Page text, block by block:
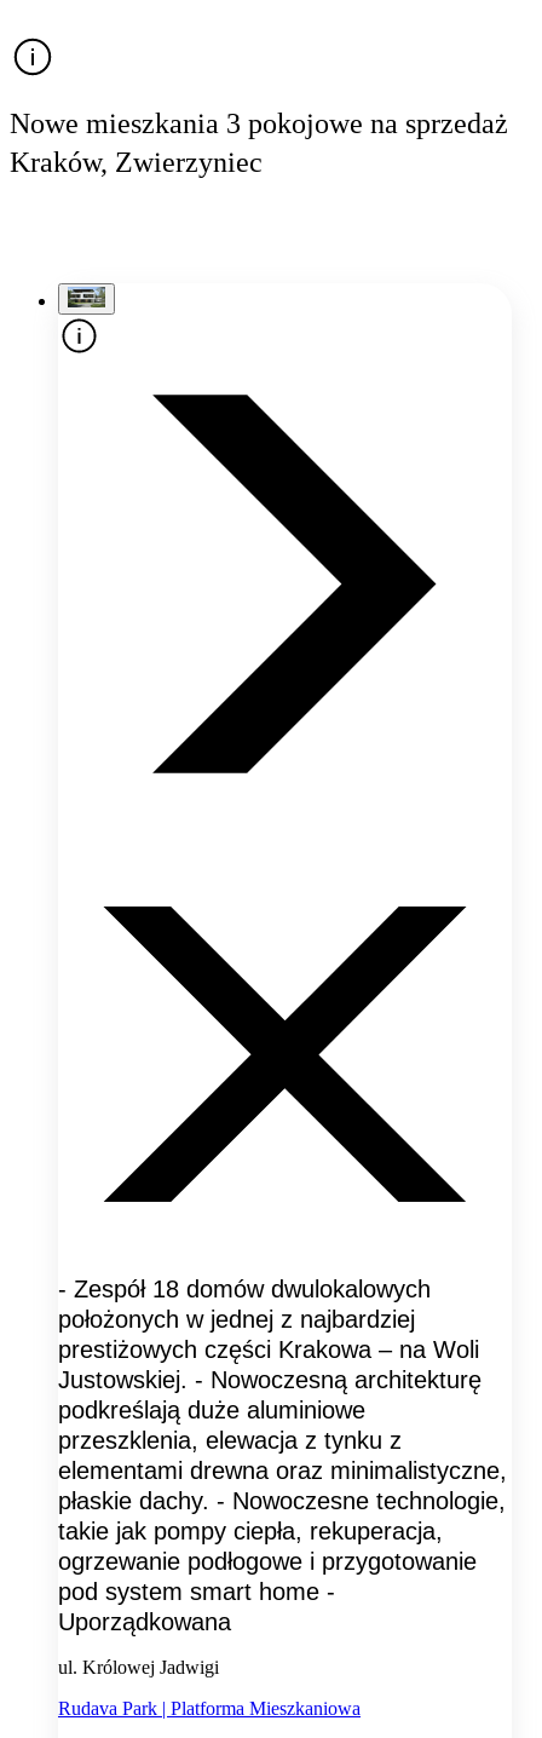
Nowe mieszkania 3 pokojowe na sprzedaż
Kraków, Zwierzyniec
- Zespół 18 domów dwulokalowych
położonych w jednej z najbardziej
prestiżowych części Krakowa – na Woli
Justowskiej. - Nowoczesną architekturę
podkreślają duże aluminiowe
przeszklenia, elewacja z tynku z
elementami drewna oraz minimalistyczne,
płaskie dachy. - Nowoczesne technologie,
takie jak pompy ciepła, rekuperacja,
ogrzewanie podłogowe i przygotowanie
pod system smart home -
Uporządkowana
ul. Królowej Jadwigi
Rudava Park | Platforma Mieszkaniowa